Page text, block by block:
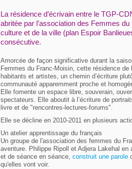
La résidence d’écrivain entre le TGP-
abritée par l’association des Femmes
culture et de la ville (plan Espoir
consécutive.
Amorcée de façon significative durant la
Femmes du Franc-Moisin, cette résidence de
habitants et artistes, un chemin d’écriture
communauté apparemment proche et
Elle fomente un espace libre, souverain,
spectateurs. Elle aboutit à l’écriture de
livre et de "rencontres-lectures-forums".
Elle se décline en 2010-2011 en plusieurs
Un atelier apprentissage du français
Un groupe de l'association des femmes du
aventure. Philippe Ripoll et Adjera Lakehal
et de séance en séance, construit une parole
qu'elles vont voir.